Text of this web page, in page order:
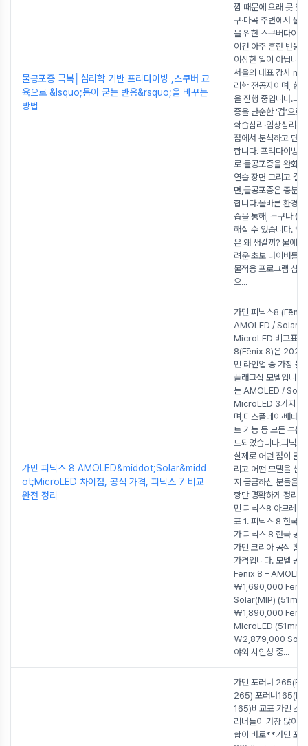
물공포증 극복│심리학 기반 프리다이빙 ,스쿠버 교
육으로 &lsquo;몸이 굳는 반응&rsquo;을 바꾸는
방법
낌 때문에 오래 못 있
구·마곡 주변에서 물
을 위한 스쿠버다이
이건 아주 흔한 반응
이상한 일이 아닙니
서울의 대표 강사
리학 전공자이며, 현
을 진행 중입니다.그
증을 단순한 ‘겁’으로
학습심리·임상심리·
점에서 분석하고 단
합니다. 프리다이빙
로 물공포증을 완화
연습 장면 그리고 결
면,물공포증은 충분
합니다.올바른 환경
습을 통해, 누구나 물
해질 수 있습니다.
은 왜 생길까? 물에
려운 초보 다이버를
물적응 프로그램 심
으...
가민 피닉스 8 AMOLED&middot;Solar&midd
ot;MicroLED 차이점, 공식 가격, 피닉스 7 비교
완전 정리
가민 피닉스8 (Fēnix
AMOLED /
MicroLED 비교표 가
8(Fēnix 8)은 2025
민 라인업 중 가장 높
플래그십 모델입니다
는 AMOLED /
MicroLED 3가지 모
며,디스플레이·배터리
트 기능 등 모든 부분
드되었습니다.피닉스
실제로 어떤 점이 달
리고 어떤 모델을 선
지 궁금하신 분들을
항만 명확하게 정리
민 피닉스8 아모레드,
표 1. 피닉스 8 한국
가 피닉스 8 한국 공
가민 코리아 공식 홈
가격입니다. 모델 공
Fēnix 8 –
₩1,690,000 Fēnix
Solar(MIP) (51mm)
₩1,890,000 Fēnix
MicroLED (51mm)
₩2,879,000 Solar
야외 시인성 중...
가민 포러너
265) 포러너
165)비교표 가민 스
러너들이 가장 많이
합이 바로**가민 포